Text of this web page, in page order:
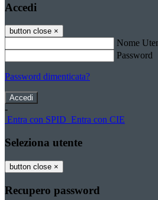
Accedi
button close ×
Nome
Password
Password dimenticata?
-
Entra con SPID Entra con CIE
Seleziona utente
button close ×
Recupero password